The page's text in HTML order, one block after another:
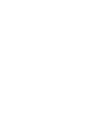
Pantum
Adım Adım
Pantum yazıcıların
ipuçları hakkında
ve sorunları